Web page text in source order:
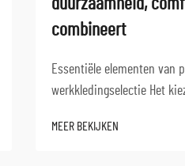
duurzaamheid,
combineert
Essentiële elementen van
werkkledingselectie Het
heeft op de productiviteit,
MEER BEKIJKEN